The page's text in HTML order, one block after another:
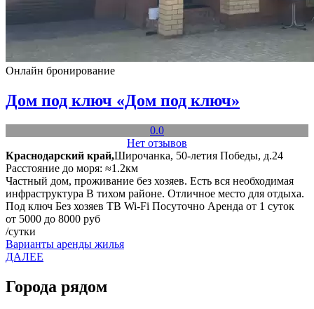
Онлайн бронирование
Дом под ключ «Дом под ключ»
0.0
Нет отзывов
Краснодарский край,Широчанка, 50-летия Победы, д.24
Расстояние до моря: ≈1.2км
Частный дом, проживание без хозяев. Есть вся необходимая
инфраструктура В тихом районе. Отличное место для отдыха.
Под ключ Без хозяев ТВ Wi-Fi Посуточно Аренда от 1 суток
от 5000 до 8000 руб
/сутки
Варианты аренды жилья
ДАЛЕЕ
Города рядом